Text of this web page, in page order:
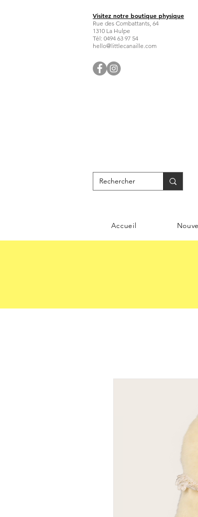
Visitez notre boutique physique
Rue des Combattants, 64
1310 La Hulpe
Tél: 0494 63 97 54
hello@littlecanaille.com
Accueil